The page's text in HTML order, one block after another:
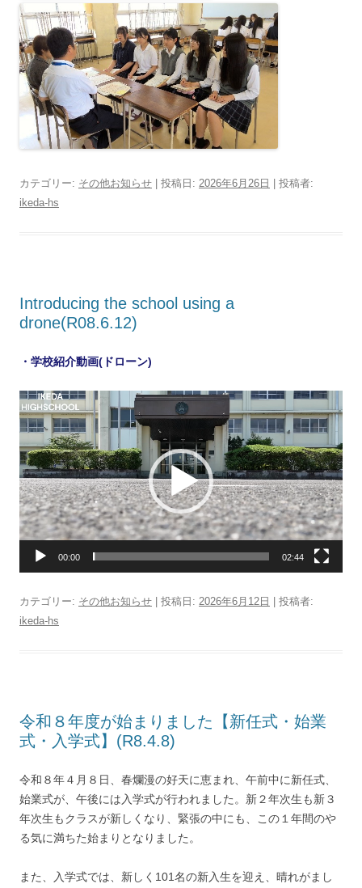
カテゴリー: その他お知らせ | 投稿日: 2026年6月26日
投稿者:
ikeda-hs
Introducing the school using a
drone(R08.6.12)
・学校紹介動画(ドローン)
動
画
レ
ー
ヤ
ー
00:00 02:44
カテゴリー: その他お知らせ | 投稿日: 2026年6月12日
投稿者:
ikeda-hs
令和８年度が始まりました【新任式・始業
式・入学式】(R8.4.8)
令和８年４月８日、春爛漫の好天に恵まれ、午前中に新任式、
始業式が、午後には入学式が行われました。新２年次生も新３
年次生もクラスが新しくなり、緊張の中にも、この１年間のや
る気に満ちた始まりとなりました。
また、入学式では、新しく101名の新入生を迎え、晴れがまし